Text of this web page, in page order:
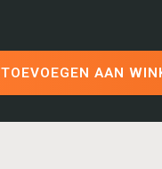
TOEVOEGEN AAN